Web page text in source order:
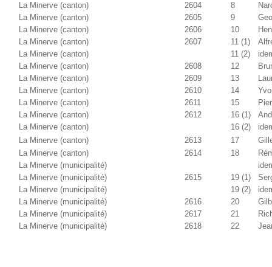
La Minerve (canton)
2604 8
La Minerve (canton)
2605 9
La Minerve (canton)
2606 10
La Minerve (canton)
2607 11 (1)
La Minerve (canton)
11 (2)
La Minerve (canton)
2608 12
La Minerve (canton)
2609 13
La Minerve (canton)
2610 14
La Minerve (canton)
2611 15
La Minerve (canton)
2612 16 (1)
La Minerve (canton)
16 (2)
La Minerve (canton)
2613 17
La Minerve (canton)
2614 18
La Minerve (municipalité)
La Minerve (municipalité)
2615 19 (1)
La Minerve (municipalité)
19 (2)
La Minerve (municipalité)
2616 20
La Minerve (municipalité)
2617 21
La Minerve (municipalité)
2618 22